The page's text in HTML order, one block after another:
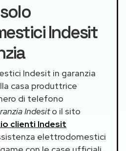
Indesit
Indesit in garanzia
casa produttrice
di telefono
Indesito il sito
clienti Indesit
elettrodomestici